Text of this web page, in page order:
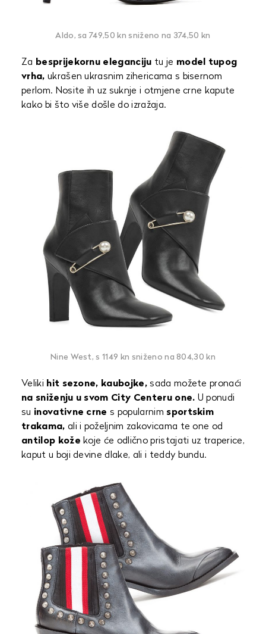
Aldo, sa 749,50 kn sniženo na 374,50 kn
Za besprijekornu eleganciju tu je model tupog
vrha, ukrašen ukrasnim zihericama s bisernom
perlom. Nosite ih uz suknje i otmjene crne kapute
kako bi što više došle do izražaja.
Nine West, s 1149 kn sniženo na 804,30 kn
Veliki hit sezone, kaubojke,sada možete pronaći
na sniženju u svom City Centeru one. U ponudi
su inovativne crne s popularnim sportskim
trakama, ali i poželjnim zakovicama te one od
antilop kože koje će odlično pristajati uz traperice,
kaput u boji devine dlake, ali i teddy bundu.